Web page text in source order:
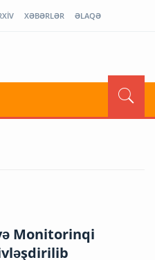
XƏBƏRLƏR ƏLAQƏ
Monitorinqi